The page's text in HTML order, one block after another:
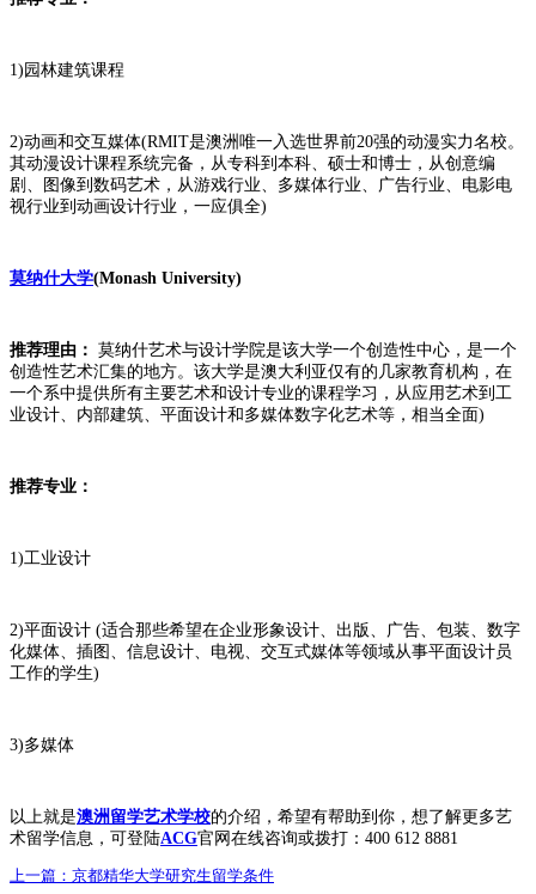
1)园林建筑课程
2)动画和交互媒体(RMIT是澳洲唯一入选世界前20强的动漫实力名校。
其动漫设计课程系统完备，从专科到本科、硕士和博士，从创意编
剧、图像到数码艺术，从游戏行业、多媒体行业、广告行业、电影电
视行业到动画设计行业，一应俱全)
莫纳什大学(Monash University)
推荐理由： 莫纳什艺术与设计学院是该大学一个创造性中心，是一个
创造性艺术汇集的地方。该大学是澳大利亚仅有的几家教育机构，在
一个系中提供所有主要艺术和设计专业的课程学习，从应用艺术到工
业设计、内部建筑、平面设计和多媒体数字化艺术等，相当全面)
推荐专业：
1)工业设计
2)平面设计 (适合那些希望在企业形象设计、出版、广告、包装、数字
化媒体、插图、信息设计、电视、交互式媒体等领域从事平面设计员
工作的学生)
3)多媒体
以上就是澳洲留学艺术学校的介绍，希望有帮助到你，想了解更多艺
术留学信息，可登陆ACG官网在线咨询或拨打：400 612 8881
上一篇： 京都精华大学研究生留学条件